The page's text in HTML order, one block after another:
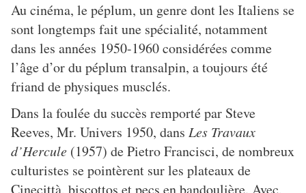
Au cinéma, le péplum, un genre dont les Italiens se
sont longtemps fait une spécialité, notamment
dans les années 1950-1960 considérées comme
l’âge d’or du péplum transalpin, a toujours été
friand de physiques musclés.
Dans la foulée du succès remporté par Steve
Reeves, Mr. Univers 1950, dans Les Travaux
d’Hercule (1957) de Pietro Francisci, de nombreux
culturistes se pointèrent sur les plateaux de